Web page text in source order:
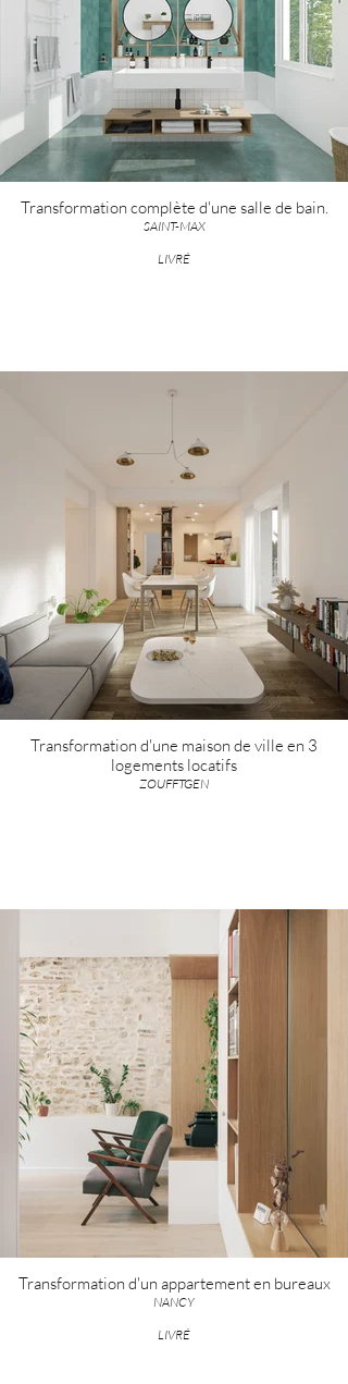
Transformation complète d'une salle de bain.
SAINT-MAX
LIVRÉ
Transformation d'une maison de ville en 3
logements locatifs
ZOUFFTGEN
Transformation d'un appartement en bureaux
NANCY
LIVRÉ